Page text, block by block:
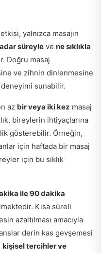
yalnızca masajın
süreyle ve ne sıklıkla
Doğru masaj
ve zihnin dinlenmesine
deneyimi sunabilir.
az bir veya iki kez masaj
bireylerin ihtiyaçlarına
gösterebilir. Örneğin,
için haftada bir masaj
için bu sıklık
ile 90 dakika
Kısa süreli
azaltılması amacıyla
derin kas gevşemesi
kişisel tercihler ve